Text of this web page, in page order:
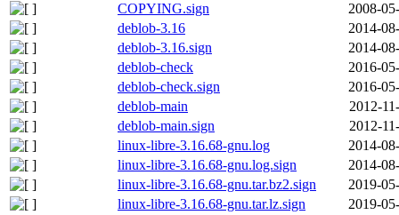
COPYING.sign
2008-
deblob-3.16
2014-
deblob-3.16.sign
2014-
deblob-check
2016-
deblob-check.sign
2016-
deblob-main
2012-
deblob-main.sign
2012-
linux-libre-3.16.68-gnu.log
2014-
linux-libre-3.16.68-gnu.log.sign
2014-
linux-libre-3.16.68-gnu.tar.bz2.sign
2019-
linux-libre-3.16.68-gnu.tar.lz.sign
2019-